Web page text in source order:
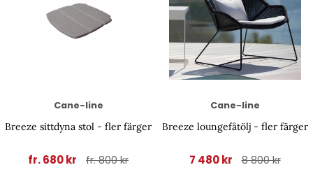
Cane-line
Breeze sittdyna stol - fler färger
fr. 680 kr fr. 800 kr
Cane-line
Breeze loungefåtölj - fler färger
7 480 kr 8 800 kr